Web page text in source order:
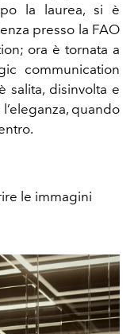
la laurea, si è
presso la FAO
ora è tornata a
communication
salita, disinvolta e
quando
le immagini